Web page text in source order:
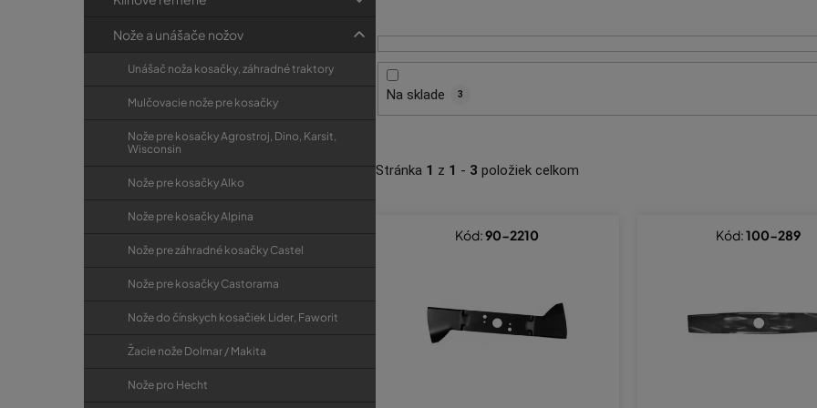
Nože a unášače nožov
Unášač noža kosačky, záhradné traktory
Mulčovacie nože pre kosačky
Nože pre kosačky Agrostroj, Dino, Karsit,
Wisconsin
Nože pre kosačky Alko
Nože pre kosačky Alpina
Nože pre záhradné kosačky Castel
Nože pre kosačky Castorama
Nože do čínskych kosačiek Lider, Faworit
Žacie nože Dolmar / Makita
Nože pro Hecht
Stránka 1 z 1 - 3 položiek celkom
Na sklade 3
s
p
o
k
Kód:90-2210 Kód:100-289